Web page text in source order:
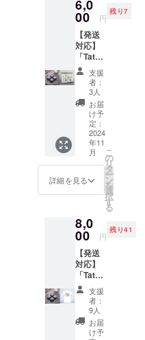
ジ
種ショ
コラ・
ビター
・配送
方法：
冷蔵配
送でお
届けし
ます。
・賞味
期限：
ご到着
日より
10日以
上お日
る商品
をお届
す。 ・
特定原
材料
等：小
麦、乳
成分・
大豆・
アーモ
ンド・
りん
ご・バ
法：11
月発送
の為、
常温配
送でお
届けし
ます。
※もし外
気温が
暑い場
合は、
冷蔵配
送に変
更をさ
せて頂
す。 ・
消費期
より14
日以上
お日持
ちする
商品を
お届け
いたし
ます。
・保存
方法：
直射日
御所市
にある
店舗で
利用で
きるチ
ケット
です。
※利用期
限は
2025年
12月ま
でとな
りま
す。 ※
画像は
イメー
ジです
※チケッ
で送付
させて
いただ
きます
ので
メール
アドレ
スのご
記入を
お願い
しま
アリン
グ体験
チケッ
ト【11
月15日
（金）
参加
分】 佐
藤が代
表を務
める株
式会社
Chocol
Times
が運営
する店
CHOCO
LATE &
factory
」で、
2024年
11月15
日
（金）
～16日
（土）
「風の
6,0
00 円
残り7
【発送
対応】
「Tatsu
nori
Sato」
日本酒
〝風の
森〟
ショコ
ラ4個入
り＆イ
ラスト
レー
ター
ucaU
/2025年
レン
ダー
セット
①〝Sa
ke
japonai
s
Kazeno
mori〟
日本酒
「風の
支援
者：
3人
お届
け予
定：
2024
年11
月
詳細を見る
こ
の
リ
タ
ー
ン
を
選
択
す
る
8,0
00 円
残り41
【発送
対応】
「Tatsu
nori
Sato」
〝風の
森〟
ショコ
支援
者：
9人
お届
け予